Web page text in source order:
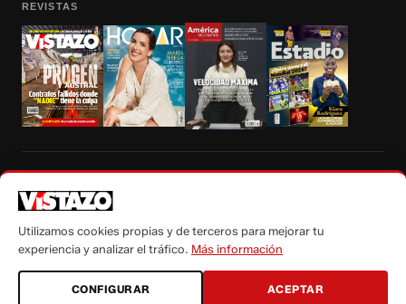
REVISTAS
autorización escrita de su titular, de todos los contenidos de Vistazo.com.
Utilizamos cookies propias y de terceros para mejorar tu
experiencia y analizar el tráfico. Más información
CONFIGURAR ACEPTAR